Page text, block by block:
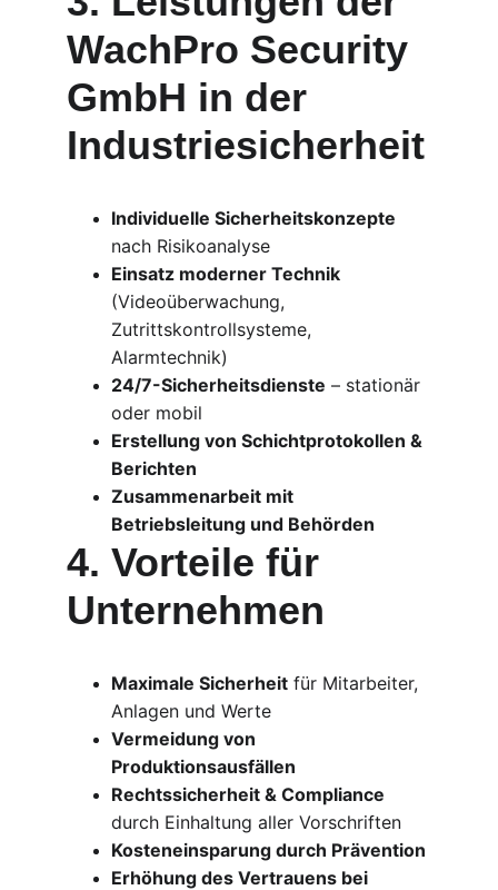
WachPro Security
GmbH in der
Industriesicherheit
Individuelle Sicherheitskonzepte
nach Risikoanalyse
Einsatz moderner Technik
(Videoüberwachung,
Zutrittskontrollsysteme,
Alarmtechnik)
24/7-Sicherheitsdienste – stationär
oder mobil
Erstellung von Schichtprotokollen &
Berichten
Zusammenarbeit mit
Betriebsleitung und Behörden
4. Vorteile für
Unternehmen
Maximale Sicherheit für Mitarbeiter,
Anlagen und Werte
Vermeidung von
Produktionsausfällen
Rechtssicherheit & Compliance
durch Einhaltung aller Vorschriften
Kosteneinsparung durch Prävention
Erhöhung des Vertrauens bei